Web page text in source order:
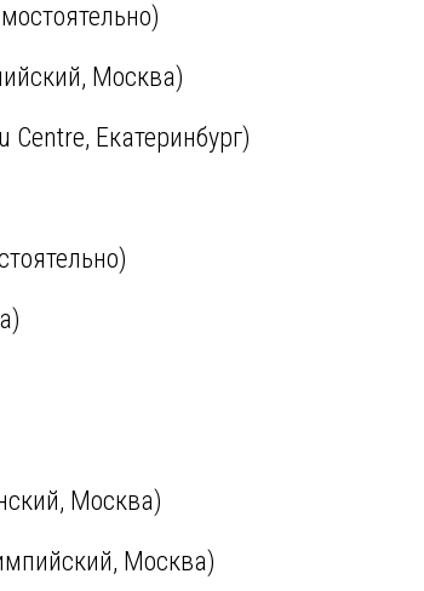
Москва)
Екатеринбург)
Москва)
Москва)